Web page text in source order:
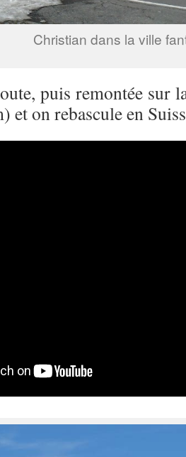
Christian dans la ville
puis remontée sur
et on rebascule en